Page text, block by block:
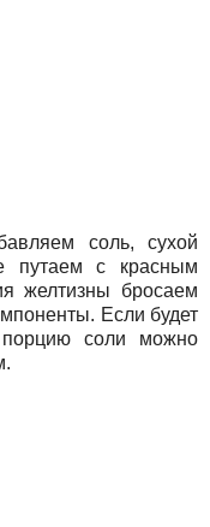
соль, сухой
путаем с красным
желтизны бросаем
Если будет
порцию соли можно